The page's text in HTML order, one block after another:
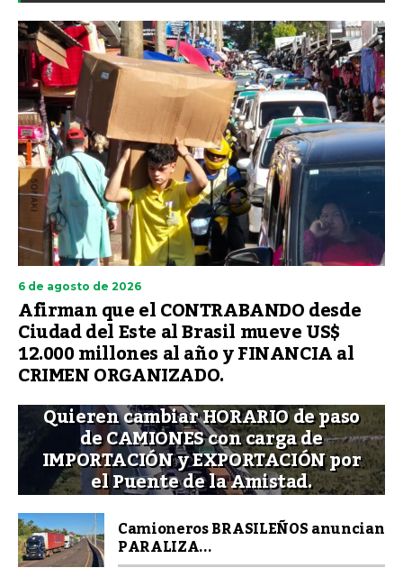
6 de agosto de 2026
Afirman que el CONTRABANDO desde
Ciudad del Este al Brasil mueve US$
12.000 millones al año y FINANCIA al
CRIMEN ORGANIZADO.
Quieren cambiar HORARIO de paso
de CAMIONES con carga de
IMPORTACIÓN y EXPORTACIÓN por
el Puente de la Amistad.
Camioneros BRASILEÑOS anuncian
PARALIZA...